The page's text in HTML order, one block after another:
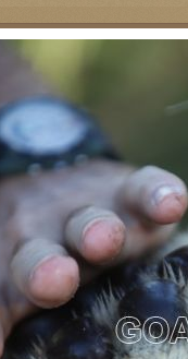
Pasivaiksčiojimas su liutais